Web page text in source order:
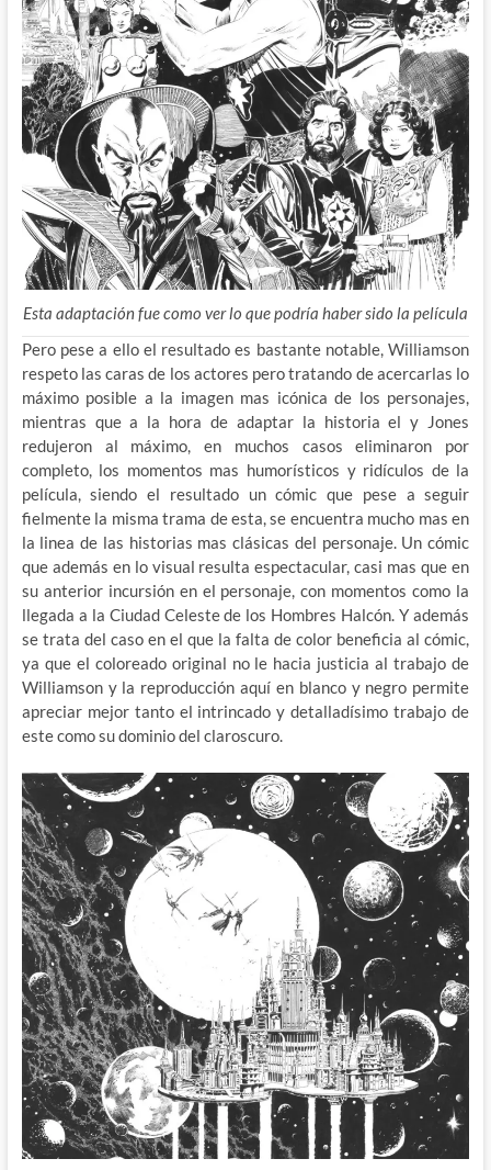
Esta adaptación fue como ver lo que podría haber sido la película
Pero pese a ello el resultado es bastante notable, Williamson
respeto las caras de los actores pero tratando de acercarlas lo
máximo posible a la imagen mas icónica de los personajes,
mientras que a la hora de adaptar la historia el y Jones
redujeron al máximo, en muchos casos eliminaron por
completo, los momentos mas humorísticos y ridículos de la
película, siendo el resultado un cómic que pese a seguir
fielmente la misma trama de esta, se encuentra mucho mas en
la linea de las historias mas clásicas del personaje. Un cómic
que además en lo visual resulta espectacular, casi mas que en
su anterior incursión en el personaje, con momentos como la
llegada a la Ciudad Celeste de los Hombres Halcón. Y además
se trata del caso en el que la falta de color beneficia al cómic,
ya que el coloreado original no le hacia justicia al trabajo de
Williamson y la reproducción aquí en blanco y negro permite
apreciar mejor tanto el intrincado y detalladísimo trabajo de
este como su dominio del claroscuro.